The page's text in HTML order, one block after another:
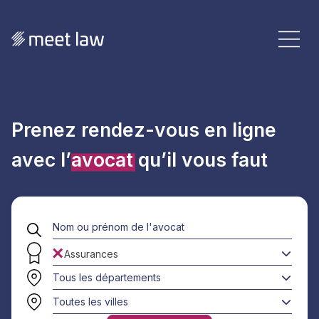
Prenez rendez-vous en ligne
avec l’avocatqu’il vous faut
Tous les départements
Toutes les villes
×Assurances